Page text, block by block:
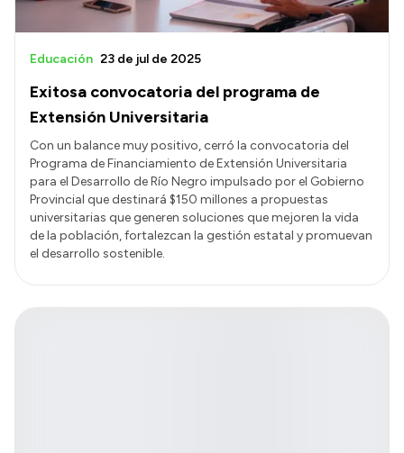
Exitosa convocatoria del programa de
Extensión Universitaria
Educación 23 de jul de 2025
Con un balance muy positivo, cerró la convocatoria del
Programa de Financiamiento de Extensión Universitaria
para el Desarrollo de Río Negro impulsado por el Gobierno
Provincial que destinará $150 millones a propuestas
universitarias que generen soluciones que mejoren la vida
de la población, fortalezcan la gestión estatal y promuevan
el desarrollo sostenible.